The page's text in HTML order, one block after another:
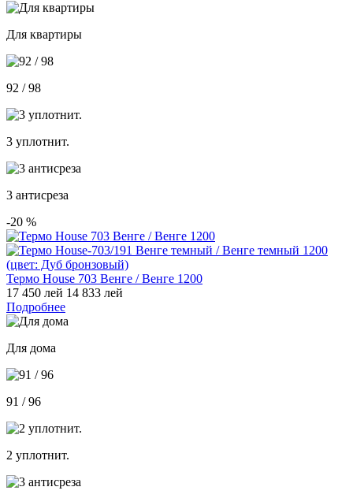
Для квартиры
92 / 98
3 уплотнит.
3 антисреза
-20 %
Термо House 703 Венге / Венге 1200
17 450 лей 14 833 лей
Подробнее
Для дома
91 / 96
2 уплотнит.